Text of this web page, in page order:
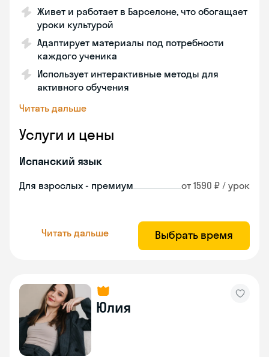
Живет и работает в Барселоне, что обогащает
уроки культурой
Адаптирует материалы под потребности
каждого ученика
Использует интерактивные методы для
активного обучения
Читать дальше
Услуги и цены
Испанский язык
Для взрослых - премиум от 1590 ₽ / урок
Читать дальше Выбрать время
Юлия